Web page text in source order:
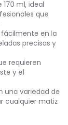
ml, ideal
que
en la
precisas y
requieren
y el
una variedad de
cualquier matiz